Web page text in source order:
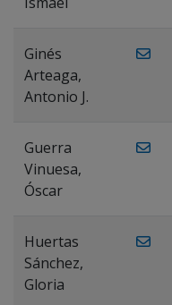
Ginés
Arteaga,
Antonio J.
Guerra
Vinuesa,
Óscar
Huertas
Sánchez,
Gloria